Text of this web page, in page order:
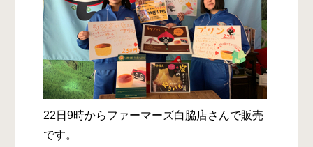
22日9時からファーマーズ白脇店さんで販売
です。